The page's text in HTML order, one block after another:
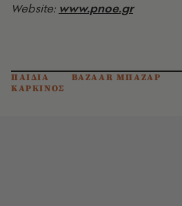
Website: www.pnoe.gr
ΠΑΙΔΙΑ BAZAAR ΜΠΑΖΑΡ
ΚΑΡΚΙΝΟΣ